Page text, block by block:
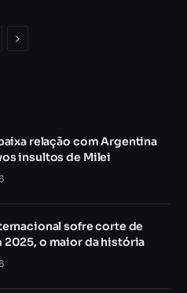
Próximo
relação com Argentina
insultos de Milei
sofre corte de
2025, o maior da história